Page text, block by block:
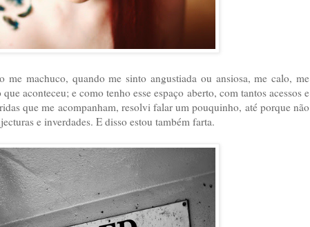
machuco, quando me sinto angustiada ou ansiosa, me calo, me
aconteceu; e como tenho esse espaço aberto, com tantos acessos e
que me acompanham, resolvi falar um pouquinho, até porque não
e inverdades. E disso estou também farta.